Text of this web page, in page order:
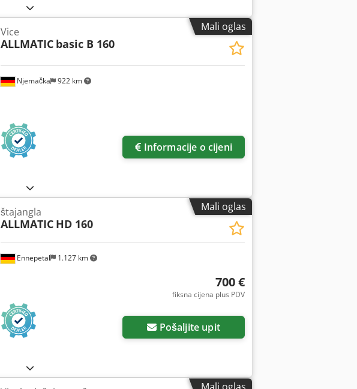
Mali oglas
Njemačka 922 km
Vice
ALLMATIC basic B 160
Informacije o cijeni
Mali oglas
Ennepetal 1.127 km
štajangla
ALLMATIC HD 160
700 €
fiksna cijena plus PDV
Pošaljite upit